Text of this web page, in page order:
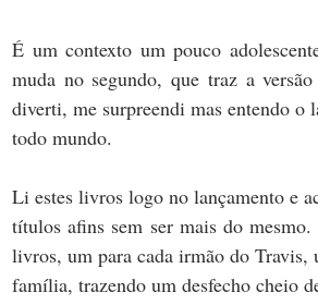
É um contexto um pouco
muda no segundo, que traz a
diverti, me surpreendi mas entendo
todo mundo.
Li estes livros logo no lançamento e
títulos afins sem ser mais do
livros, um para cada irmão do
família, trazendo um desfecho cheio